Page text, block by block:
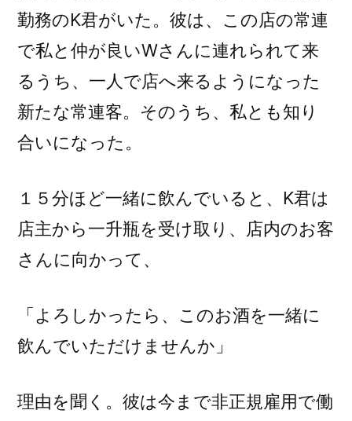
勤務のK君がいた。彼は、この店の常連
で私と仲が良いWさんに連れられて来
るうち、一人で店へ来るようになった
新たな常連客。そのうち、私とも知り
合いになった。
１５分ほど一緒に飲んでいると、K君は
店主から一升瓶を受け取り、店内のお客
さんに向かって、
「よろしかったら、このお酒を一緒に
飲んでいただけませんか」
理由を聞く。彼は今まで非正規雇用で働